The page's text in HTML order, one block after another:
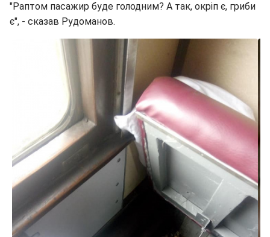
"Раптом пасажир буде голодним? А так, окріп є, гриби
є", - сказав Рудоманов.